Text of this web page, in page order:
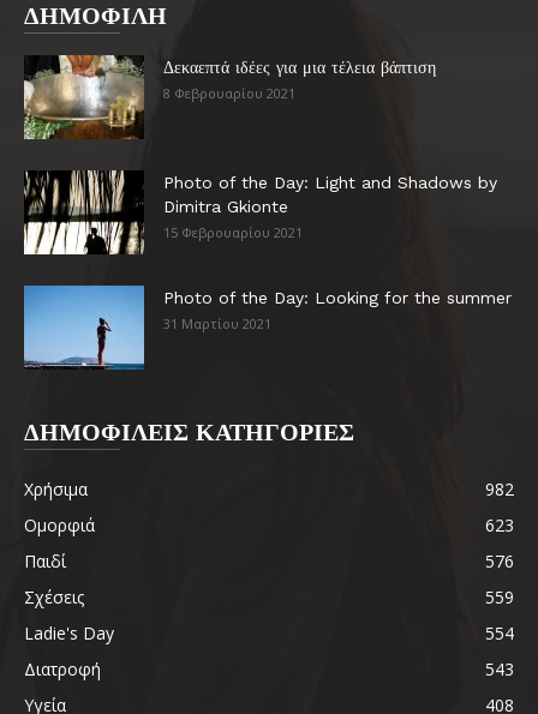
ΔΗΜΟΦΙΛΗ
Δεκαεπτά ιδέες για μια τέλεια βάπτιση
8 Φεβρουαρίου 2021
Photo of the Day: Light and Shadows by
Dimitra Gkionte
15 Φεβρουαρίου 2021
Photo of the Day: Looking for the summer
31 Μαρτίου 2021
ΔΗΜΟΦΙΛΕΙΣ ΚΑΤΗΓΟΡΙΕΣ
Χρήσιμα
982
Ομορφιά
623
Παιδί
576
Σχέσεις
559
Ladie's Day
554
Διατροφή
543
Υγεία
408